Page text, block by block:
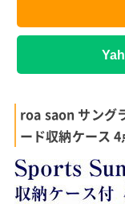
roa saon サング
ード収納ケース 4